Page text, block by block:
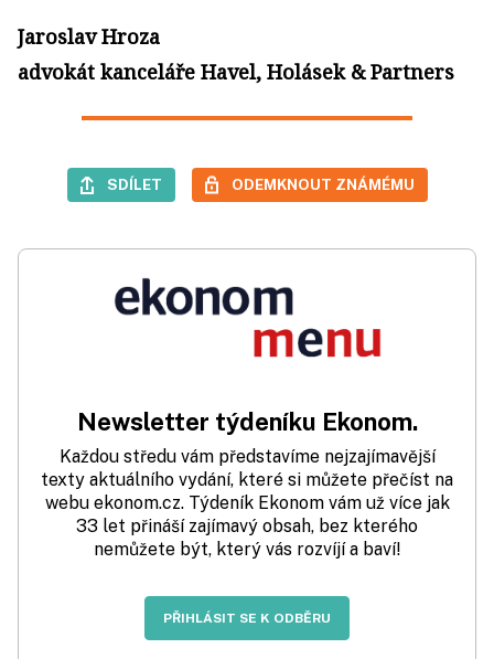
Jaroslav Hroza
advokát kanceláře Havel, Holásek & Partners
SDÍLET ODEMKNOUT ZNÁMÉMU
Newsletter týdeníku Ekonom.
Každou středu vám představíme nejzajímavější
texty aktuálního vydání, které si můžete přečíst na
webu ekonom.cz. Týdeník Ekonom vám už více jak
33 let přináší zajímavý obsah, bez kterého
nemůžete být, který vás rozvíjí a baví!
PŘIHLÁSIT SE K ODBĚRU